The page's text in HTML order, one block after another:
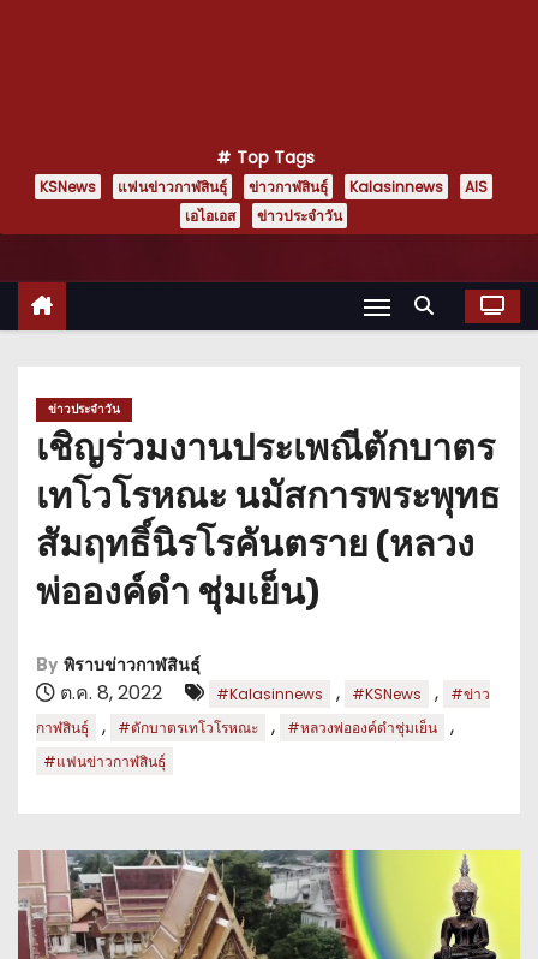
Top Tags
KSNews แฟนข่าวกาฬสินธุ์ ข่าวกาฬสินธุ์ Kalasinnews
AIS
เอไอเอส
ข่าวประจำวัน
ข่าวประจำวัน
เชิญร่วมงานประเพณีตักบาตร
เทโวโรหณะ นมัสการพระพุทธ
สัมฤทธิ์นิรโรคันตราย (หลวง
พ่อองค์ดำ ชุ่มเย็น)
By พิราบข่าวกาฬสินธุ์
ต.ค. 8, 2022 #Kalasinnews , #KSNews ,
#ข่าว
กาฬสินธุ์
, #ตักบาตรเทโวโรหณะ , #หลวงพ่อองค์ดำชุ่มเย็น ,
#แฟนข่าวกาฬสินธุ์